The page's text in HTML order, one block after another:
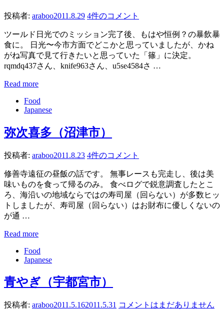
投稿者: araboo2011.8.29 4件のコメント
ツールド日光でのミッション完了後、もはや恒例？の暴飲暴
食に。 日光〜今市方面でどこかと思っていましたが、かね
がね写真で見て行きたいと思っていた「篠」に決定。
rqmdq437さん、knife963さん、u5se4584さ …
Read more
Food
Japanese
弥次喜多（沼津市）
投稿者: araboo2011.8.23 4件のコメント
修善寺遠征の昼飯の話です。 無事レースも完走し、後は美
味いものを食って帰るのみ。 食べログで鋭意調査したとこ
ろ、海沿いの地域ならではの寿司屋（回らない）が多数ヒッ
トしましたが、寿司屋（回らない）はお財布に優しくないの
が通 …
Read more
Food
Japanese
青やぎ（宇都宮市）
投稿者: araboo2011.5.162011.5.31 コメントはまだありません